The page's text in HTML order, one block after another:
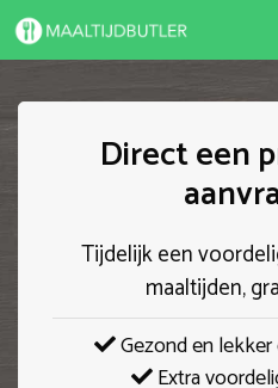
Spring
naar
Direct een
Tijdelijk een
maaltijden,
Gezond en
Extra